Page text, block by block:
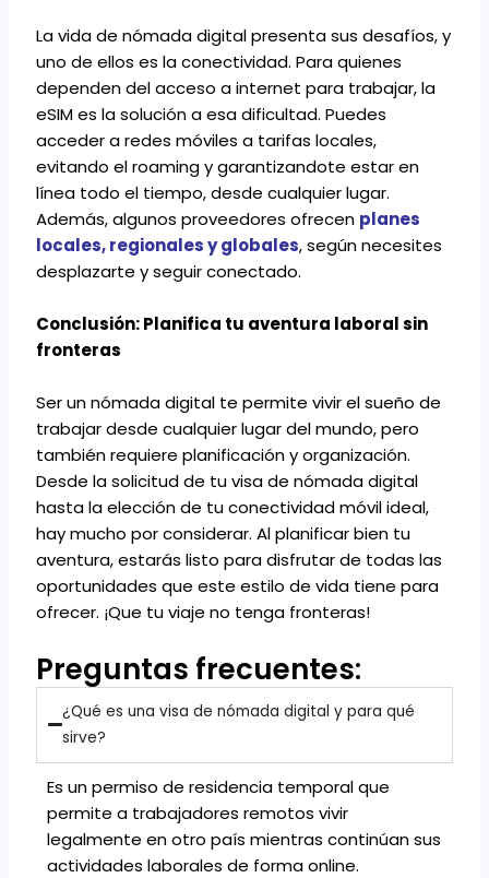
La vida de nómada digital presenta sus desafíos, y
uno de ellos es la conectividad. Para quienes
dependen del acceso a internet para trabajar, la
eSIM es la solución a esa dificultad. Puedes
acceder a redes móviles a tarifas locales,
evitando el roaming y garantizandote estar en
línea todo el tiempo, desde cualquier lugar.
Además, algunos proveedores ofrecen planes
locales,regionalesyglobales, según necesites
desplazarte y seguir conectado.
Conclusión: Planifica tu aventura laboral sin
fronteras
Ser un nómada digital te permite vivir el sueño de
trabajar desde cualquier lugar del mundo, pero
también requiere planificación y organización.
Desde la solicitud de tu visa de nómada digital
hasta la elección de tu conectividad móvil ideal,
hay mucho por considerar. Al planificar bien tu
aventura, estarás listo para disfrutar de todas las
oportunidades que este estilo de vida tiene para
ofrecer. ¡Que tu viaje no tenga fronteras!
Preguntas frecuentes:
¿Qué es una visa de nómada digital y para qué
sirve?
Es un permiso de residencia temporal que
permite a trabajadores remotos vivir
legalmente en otro país mientras continúan sus
actividades laborales de forma online.